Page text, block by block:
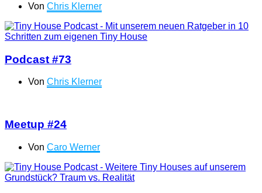
Von Chris Klerner
Podcast #73
Von Chris Klerner
Meetup #24
Von Caro Werner